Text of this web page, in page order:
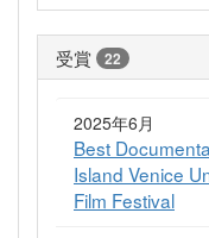
受賞 22
2025年6月
Best
Island Venice
Film Festival